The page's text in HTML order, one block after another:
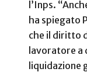
l’Inps.
ha spiegato
che il diritto
lavoratore a
liquidazione